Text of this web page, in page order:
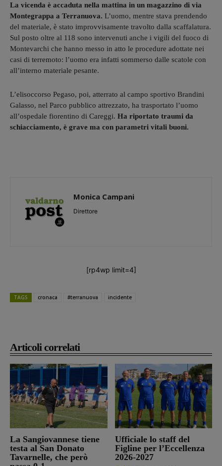
Articoli correlati
La Sangiovannese tiene
testa al San Donato
Tavarnelle, che però
Ufficiale lo staff del
Figline per l’Eccellenza
2026-2027
La vicenda è accaduta nella mattina in un magazzino di via
Montegrappa a Terranuova. L’uomo, mentre stava prendendo
del materiale, è stato improvvisamente travolto dalla scaffalatura.
Sul posto oltre al 118 sono intervenuti anche i vigili del fuoco di
Montevarchi che hanno messo in atto le procedure adottate nei
casi di terremoto: l’uomo era infatti sommerso dalle scatole con
all’interno materiale pesante.
L’elisoccorso Pegaso, poi, atterrato al campo sportivo Brandini
Galasso, nel Parco pubblico attrezzato, ha trasportato l’uomo
all’ospedale fiorentino di Careggi. Ha riportato traumi da
schiacciamento, è grave ma con parametri vitali buoni.
Monica Campani
Direttore
[rp4wp limit=4]
TAGS cronaca #terranuova incidente